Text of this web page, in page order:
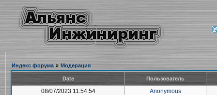
Индекс форума » Модерация
Date Пользователь
08/07/2023 11:54:54
Anonymous